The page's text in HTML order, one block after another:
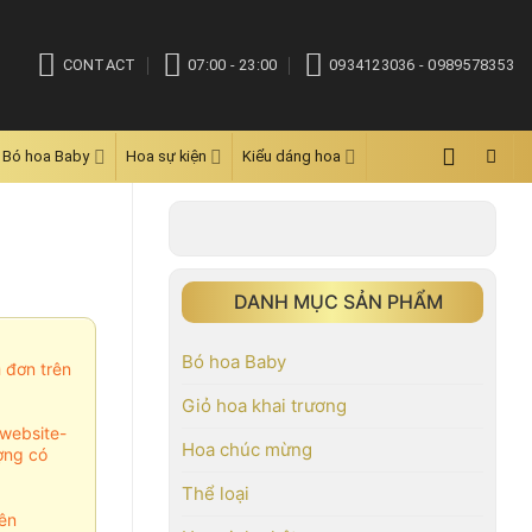
CONTACT 07:00 - 23:00 0934123036 - 0989578353
Bó hoa Baby Hoa sự kiện Kiểu dáng hoa
DANH MỤC SẢN PHẨM
Bó hoa Baby
Giỏ hoa khai trương
Hoa chúc mừng
Thể loại
đơn trên
có